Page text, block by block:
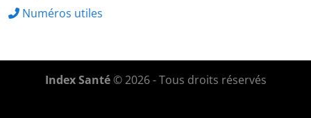
Numéros utiles
Index Santé© 2026 - Tous droits réservés